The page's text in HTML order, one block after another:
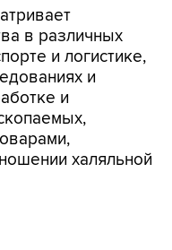
в различных
и логистике,
и
и
халяльной